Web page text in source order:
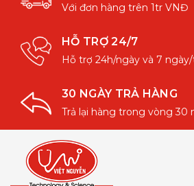
Với đơn hàng trên 1tr VNĐ
HỖ TRỢ 24/7
Hỗ trợ 24h/ngày và 7
30 NGÀY TRẢ HÀNG
Trả lại hàng trong vòng 30